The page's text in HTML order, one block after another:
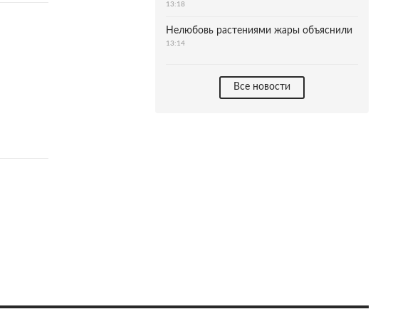
13:18
Нелюбовь растениями жары объяснили
13:14
Все новости